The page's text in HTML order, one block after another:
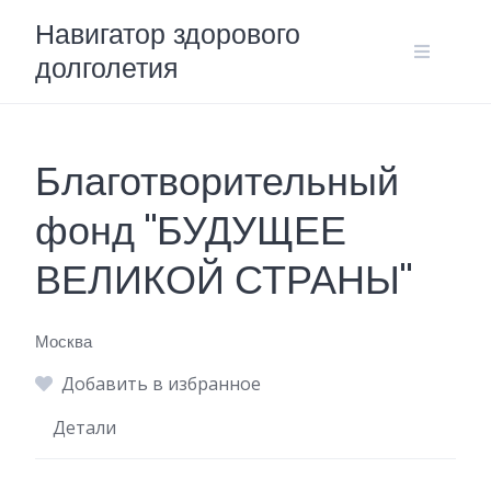
content
Навигатор здорового
долголетия
Благотворительный
фонд "БУДУЩЕЕ
ВЕЛИКОЙ СТРАНЫ"
Москва
Добавить в избранное
Детали